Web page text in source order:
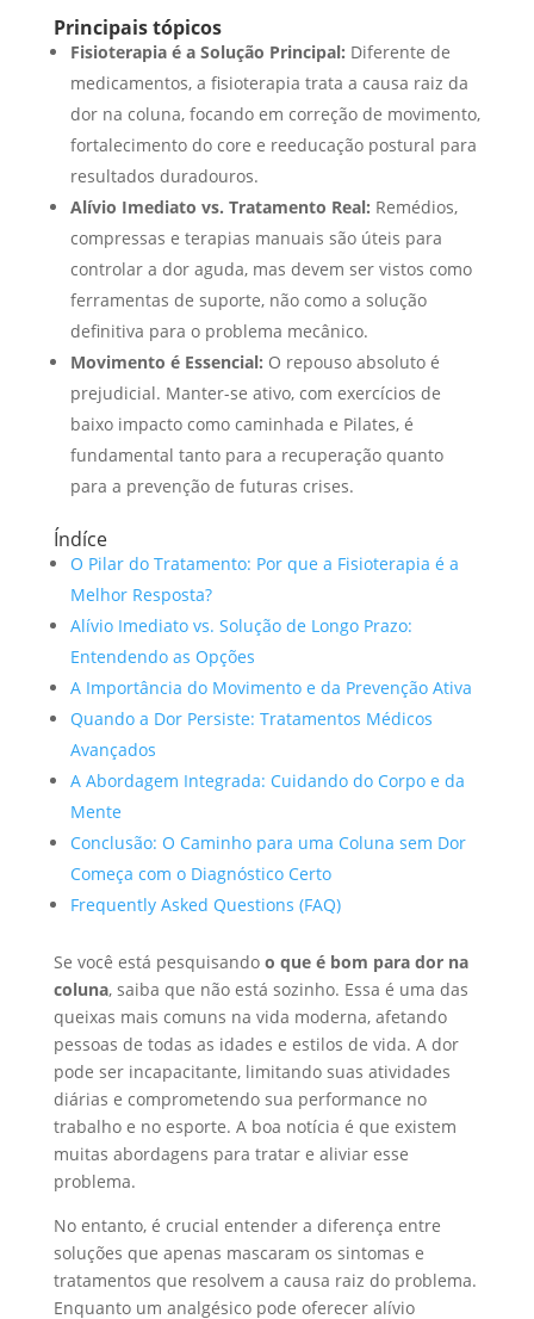
Principais tópicos
Fisioterapia é a Solução Principal: Diferente de
medicamentos, a fisioterapia trata a causa raiz da
dor na coluna, focando em correção de movimento,
fortalecimento do core e reeducação postural para
resultados duradouros.
Alívio Imediato vs. Tratamento Real: Remédios,
compressas e terapias manuais são úteis para
controlar a dor aguda, mas devem ser vistos como
ferramentas de suporte, não como a solução
definitiva para o problema mecânico.
Movimento é Essencial: O repouso absoluto é
prejudicial. Manter-se ativo, com exercícios de
baixo impacto como caminhada e Pilates, é
fundamental tanto para a recuperação quanto
para a prevenção de futuras crises.
Índíce
O Pilar do Tratamento: Por que a Fisioterapia é a
Melhor Resposta?
Alívio Imediato vs. Solução de Longo Prazo:
Entendendo as Opções
A Importância do Movimento e da Prevenção Ativa
Quando a Dor Persiste: Tratamentos Médicos
Avançados
A Abordagem Integrada: Cuidando do Corpo e da
Mente
Conclusão: O Caminho para uma Coluna sem Dor
Começa com o Diagnóstico Certo
Frequently Asked Questions (FAQ)
Se você está pesquisando o que é bom para dor na
coluna, saiba que não está sozinho. Essa é uma das
queixas mais comuns na vida moderna, afetando
pessoas de todas as idades e estilos de vida. A dor
pode ser incapacitante, limitando suas atividades
diárias e comprometendo sua performance no
trabalho e no esporte. A boa notícia é que existem
muitas abordagens para tratar e aliviar esse
problema.
No entanto, é crucial entender a diferença entre
soluções que apenas mascaram os sintomas e
tratamentos que resolvem a causa raiz do problema.
Enquanto um analgésico pode oferecer alívio